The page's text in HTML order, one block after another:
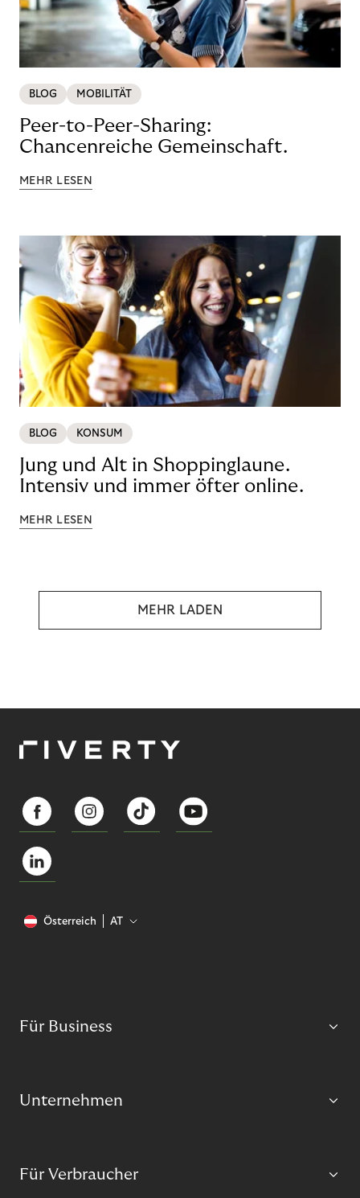
BLOG MOBILITÄT
Peer-to-Peer-Sharing:
Chancenreiche Gemeinschaft.
MEHR LESEN
BLOG KONSUM
Jung und Alt in Shoppinglaune.
Intensiv und immer öfter online.
MEHR LESEN
MEHR LADEN
Österreich AT
Für Business
Unternehmen
Für Verbraucher